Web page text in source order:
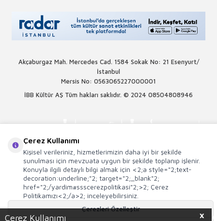
X
Çerez Kullanımı
Akçaburgaz Mah. Mercedes Cad. 1584 Sokak No: 21 Esenyurt/
İstanbul
Mersis No: 0563065227000001
İBB Kültür AŞ Tüm hakları saklıdır. © 2024 08504808946
Çerez Kullanımı
Kişisel verileriniz, hizmetlerimizin daha iyi bir şekilde
sunulması için mevzuata uygun bir şekilde toplanıp işlenir.
Konuyla ilgili detaylı bilgi almak için <2;a style="2;text-
decoration:underline;"2; target="2;_blank"2;
href="2;/yardim#ssscerezpolitikasi"2;>2; Çerez
Politikamızı<2;/a>2; inceleyebilirsiniz.
Çerezleri Özelleştir